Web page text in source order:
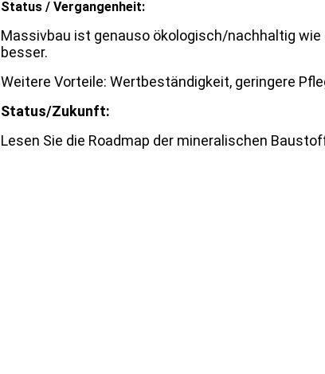
Status / Vergangenheit:
Massivbau ist genauso ökologisch/nachhaltig
besser.
Weitere Vorteile: Wertbeständigkeit, geringere
Status/Zukunft:
Lesen Sie die Roadmap der mineralischen